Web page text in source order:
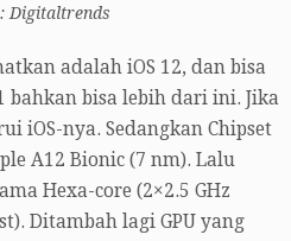
Digitaltrends
adalah iOS 12, dan bisa
bahkan bisa lebih dari ini. Jika
iOS-nya. Sedangkan Chipset
A12 Bionic (7 nm). Lalu
Hexa-core (2×2.5 GHz
Ditambah lagi GPU yang